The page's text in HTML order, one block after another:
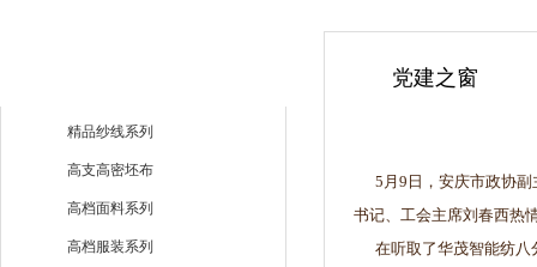
精品纱线系列
高支高密坯布
高档面料系列
高档服装系列
党建之窗
5月9日，安庆市政协副
书记、工会主席刘春西热
在听取了华茂智能纺八